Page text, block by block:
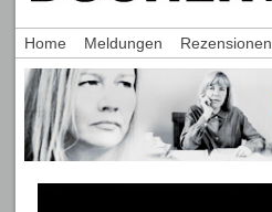
Home Meldungen Rezensionen